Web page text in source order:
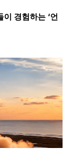
경험하는 ‘언